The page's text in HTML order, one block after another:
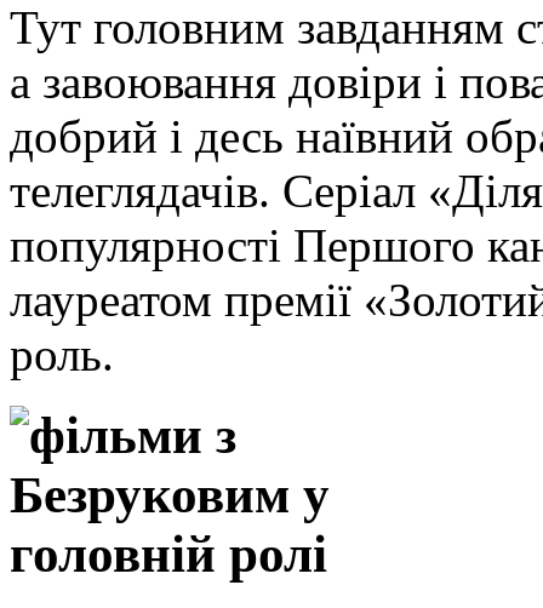
Тут головним завданням
а завоювання довіри і
добрий і десь наївний
телеглядачів. Серіал
популярності Першого
лауреатом премії
роль.